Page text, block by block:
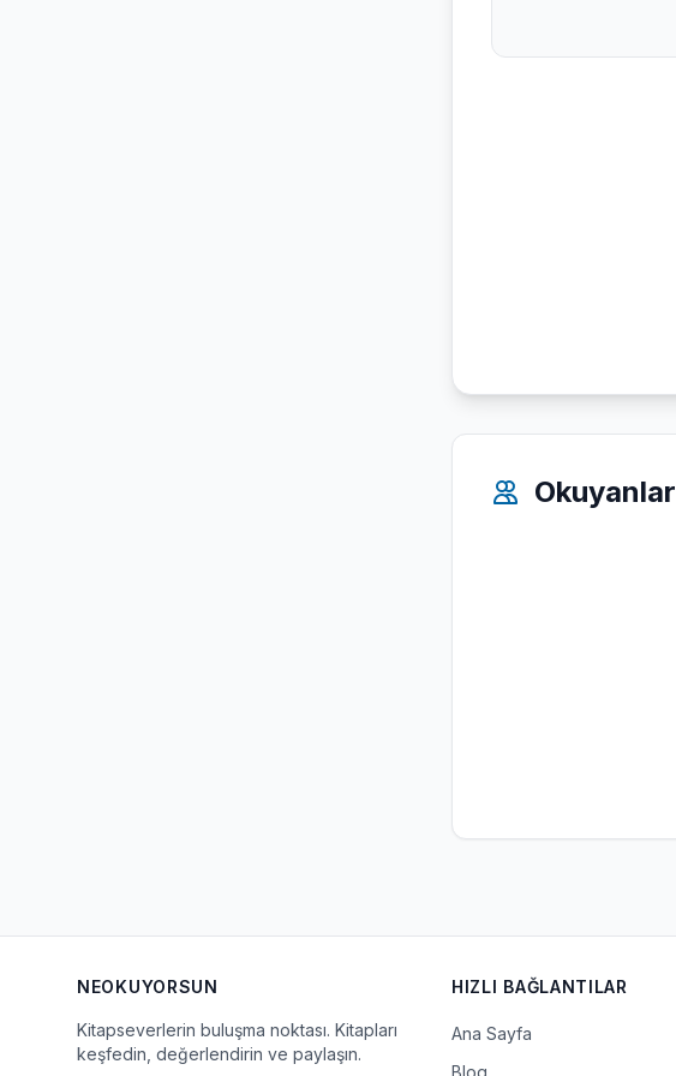
Okuyanlar
NEOKUYORSUN
Kitapseverlerin buluşma noktası. Kitapları
keşfedin, değerlendirin ve paylaşın.
HIZLI BAĞLANTILAR
Ana Sayfa
Blog